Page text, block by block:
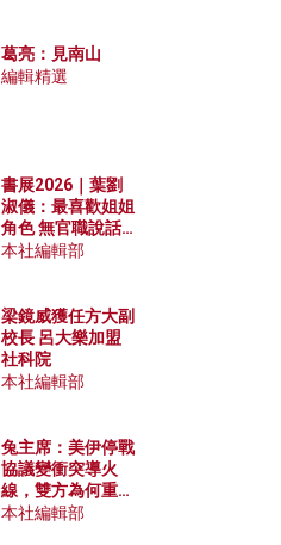
葛亮：見南山
編輯精選
書展2026｜葉劉
淑儀：最喜歡姐姐
角色 無官職說話
包袱少
本社編輯部
梁鏡威獲任方大副
校長 呂大樂加盟
社科院
本社編輯部
兔主席：美伊停戰
協議變衝突導火
線，雙方為何重啟
戰爭？伊朗一早洞
本社編輯部